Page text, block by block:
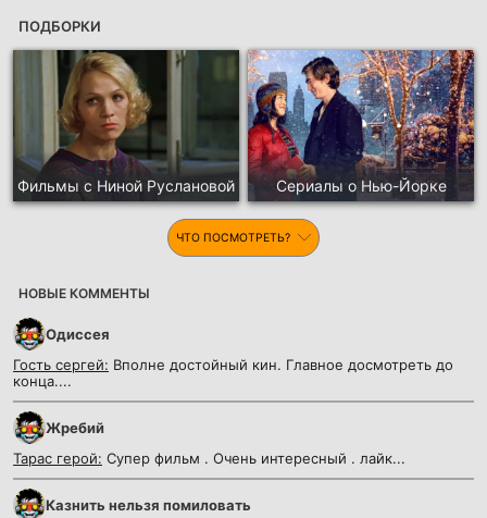
ПОДБОРКИ
Фильмы с Ниной Руслановой Сериалы о Нью-Йорке
ЧТО ПОСМОТРЕТЬ?
НОВЫЕ КОММЕНТЫ
Одиссея
Гость сергей: Вполне достойный кин. Главное досмотреть до
конца....
Жребий
Тарас герой: Супер фильм . Очень интересный . лайк...
Казнить нельзя помиловать